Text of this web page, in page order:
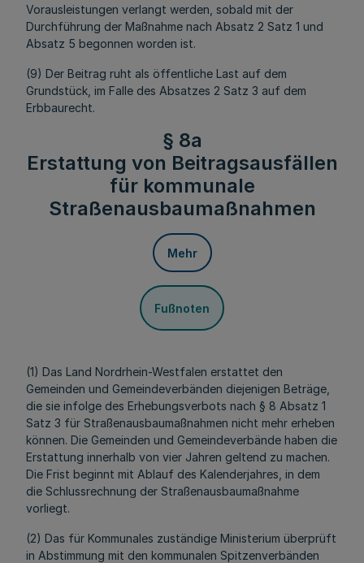
Vorausleistungen verlangt werden, sobald mit der
Durchführung der Maßnahme nach Absatz 2 Satz 1 und
Absatz 5 begonnen worden ist.
(9) Der Beitrag ruht als öffentliche Last auf dem
Grundstück, im Falle des Absatzes 2 Satz 3 auf dem
Erbbaurecht.
§ 8a
Erstattung von Beitragsausfällen
für kommunale
Straßenausbaumaßnahmen
Mehr
Fußnoten
(1) Das Land Nordrhein-Westfalen erstattet den
Gemeinden und Gemeindeverbänden diejenigen Beträge,
die sie infolge des Erhebungsverbots nach § 8 Absatz 1
Satz 3 für Straßenausbaumaßnahmen nicht mehr erheben
können. Die Gemeinden und Gemeindeverbände haben die
Erstattung innerhalb von vier Jahren geltend zu machen.
Die Frist beginnt mit Ablauf des Kalenderjahres, in dem
die Schlussrechnung der Straßenausbaumaßnahme
vorliegt.
(2) Das für Kommunales zuständige Ministerium überprüft
in Abstimmung mit den kommunalen Spitzenverbänden